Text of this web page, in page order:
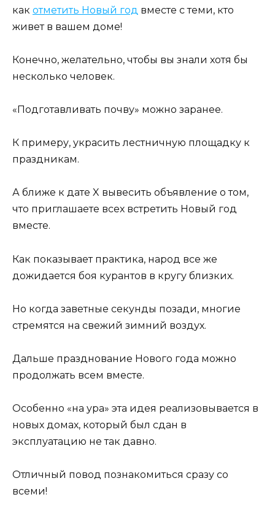
как отметить Новый год вместе с теми, кто
живет в вашем доме!
Конечно, желательно, чтобы вы знали хотя бы
несколько человек.
«Подготавливать почву» можно заранее.
К примеру, украсить лестничную площадку к
праздникам.
А ближе к дате X вывесить объявление о том,
что приглашаете всех встретить Новый год
вместе.
Как показывает практика, народ все же
дожидается боя курантов в кругу близких.
Но когда заветные секунды позади, многие
стремятся на свежий зимний воздух.
Дальше празднование Нового года можно
продолжать всем вместе.
Особенно «на ура» эта идея реализовывается в
новых домах, который был сдан в
эксплуатацию не так давно.
Отличный повод познакомиться сразу со
всеми!